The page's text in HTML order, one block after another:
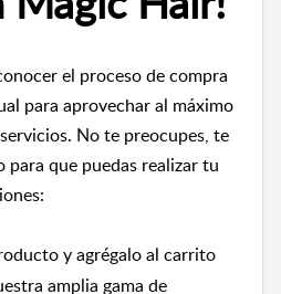
el proceso de compra
para aprovechar al máximo
No te preocupes, te
para que puedas realizar tu
y agrégalo al carrito
amplia gama de